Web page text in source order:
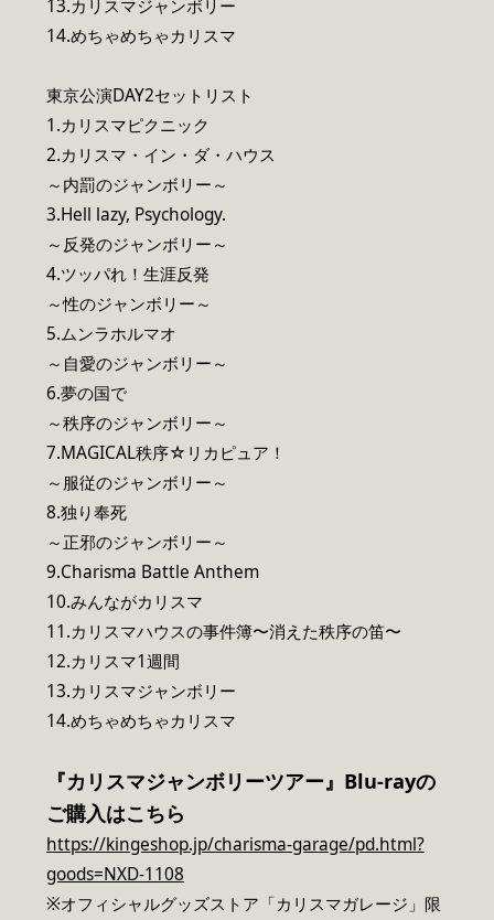
13.カリスマジャンボリー
14.めちゃめちゃカリスマ
東京公演DAY2セットリスト
1.カリスマピクニック
2.カリスマ・イン・ダ・ハウス
～内罰のジャンボリー～
3.Hell lazy, Psychology.
～反発のジャンボリー～
4.ツッパれ！生涯反発
～性のジャンボリー～
5.ムンラホルマオ
～自愛のジャンボリー～
6.夢の国で
～秩序のジャンボリー～
7.MAGICAL秩序☆リカピュア！
～服従のジャンボリー～
8.独り奉死
～正邪のジャンボリー～
9.Charisma Battle Anthem
10.みんながカリスマ
11.カリスマハウスの事件簿〜消えた秩序の笛〜
12.カリスマ1週間
13.カリスマジャンボリー
14.めちゃめちゃカリスマ
『カリスマジャンボリーツアー』Blu-rayの
ご購入はこちら
https://kingeshop.jp/charisma-garage/pd.html?
goods=NXD-1108
※オフィシャルグッズストア「カリスマガレージ」限